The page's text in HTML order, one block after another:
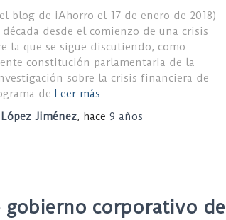
blog de iAhorro el 17 de enero de 2018)
década desde el comienzo de una crisis
la que se sigue discutiendo, como
constitución parlamentaria de la
sobre la crisis financiera de
de Leer más
Jiménez, hace 9 años
gobierno corporativo de